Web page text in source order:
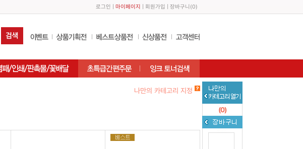
로그인 마이페이지 회원가입 장바구니 (0)
나만의 카테고리 지정
(0)